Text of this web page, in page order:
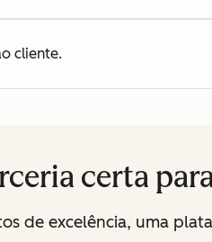
cliente.
certa
de excelência, uma